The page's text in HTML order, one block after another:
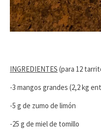
INGREDIENTES (para 12
-3 mangos grandes (2,2 kg
-5 g de zumo de limón
-25 g de miel de tomillo